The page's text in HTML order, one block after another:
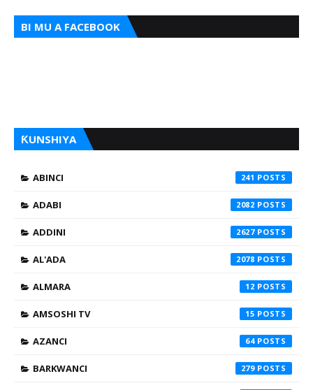
BI MU A FACEBOOK
ƘUNSHIYA
ABINCI 241
ADABI 2082
ADDINI 2627
AL'ADA 2078
ALMARA 12
AMSOSHI TV 15
AZANCI 64
BARKWANCI 279